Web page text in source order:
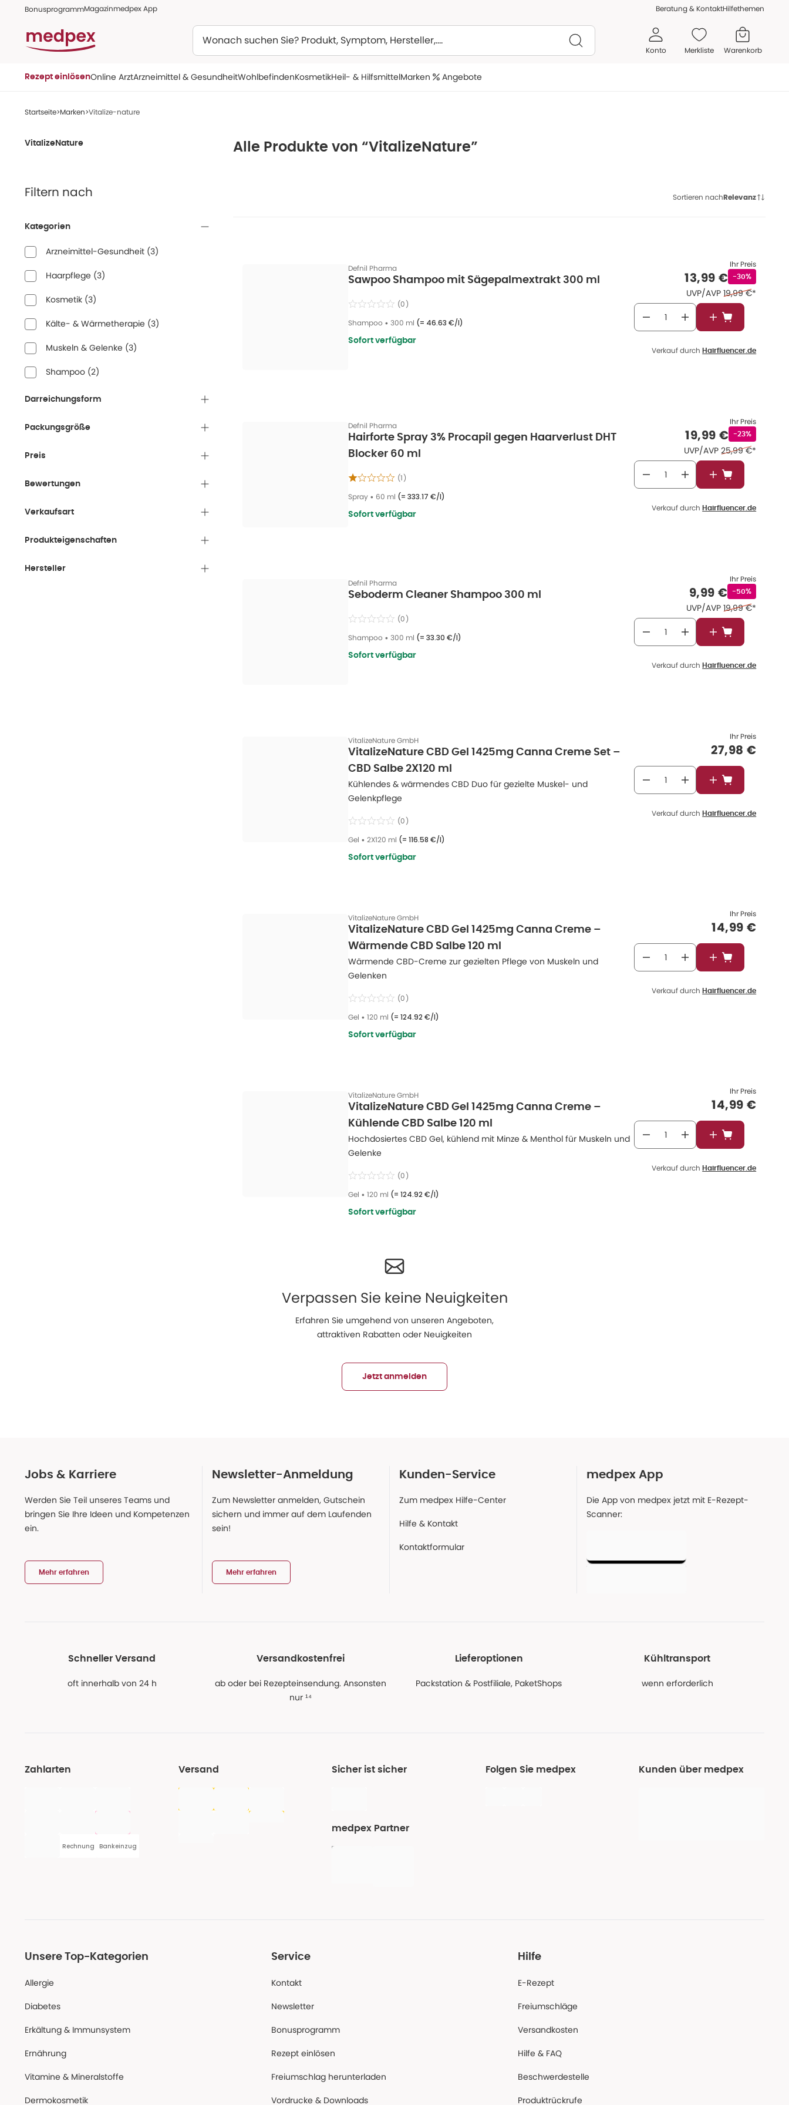
BonusprogrammMagazinmedpex App Beratung & KontaktHilfethemen
Konto Merkliste Warenkorb
Rezept einlösenOnline ArztArzneimittel & GesundheitWohlbefindenKosmetikHeil- & HilfsmittelMarken Angebote
Startseite Marken Vitalize-nature
Alle Produkte von “VitalizeNature”
VitalizeNature
Filtern nach
Kategorien
Arzneimittel-Gesundheit (3)
Haarpflege (3)
Kosmetik (3)
Kälte- & Wärmetherapie (3)
Muskeln & Gelenke (3)
Shampoo (2)
Darreichungsform
Packungsgröße
Preis
Bewertungen
Verkaufsart
Produkteigenschaften
Hersteller
Sortieren nachRelevanz
Defnil Pharma
Sawpoo Shampoo mit Sägepalmextrakt 300 ml
(0)
Shampoo • 300 ml (= 46.63 €/l)
Sofort verfügbar
Ihr Preis
Verkaufspreis
13,99 €Rabattstempel
-30%
UVP/AVP Ehemaliger
19,99 €*
In den
Verkauf durch Hairfluencer.de
Defnil Pharma
Hairforte Spray 3% Procapil gegen Haarverlust DHT
Blocker 60 ml
(1)
Spray • 60 ml (= 333.17 €/l)
Sofort verfügbar
Ihr Preis
Verkaufspreis
19,99 €Rabattstempel
-23%
UVP/AVP Ehemaliger Preis
25,99 €*
In den
Verkauf durch Hairfluencer.de
Defnil Pharma
Seboderm Cleaner Shampoo 300 ml
(0)
Shampoo • 300 ml (= 33.30 €/l)
Sofort verfügbar
Ihr Preis
Verkaufspreis
9,99 €Rabattstempel
-50%
UVP/AVP Ehemaliger
19,99 €*
In den
Verkauf durch Hairfluencer.de
VitalizeNature GmbH
VitalizeNature CBD Gel 1425mg Canna Creme Set –
CBD Salbe 2X120 ml
Kühlendes & wärmendes CBD Duo für gezielte Muskel- und
Gelenkpflege
(0)
Gel • 2X120 ml (= 116.58 €/l)
Sofort verfügbar
Ihr Preis
27,98 €
In den
Verkauf durch Hairfluencer.de
VitalizeNature GmbH
VitalizeNature CBD Gel 1425mg Canna Creme –
Wärmende CBD Salbe 120 ml
Wärmende CBD-Creme zur gezielten Pflege von Muskeln und
Gelenken
(0)
Gel • 120 ml (= 124.92 €/l)
Sofort verfügbar
Ihr Preis
14,99 €
In den
Verkauf durch Hairfluencer.de
VitalizeNature GmbH
VitalizeNature CBD Gel 1425mg Canna Creme –
Kühlende CBD Salbe 120 ml
Hochdosiertes CBD Gel, kühlend mit Minze & Menthol für Muskeln und
Gelenke
(0)
Gel • 120 ml (= 124.92 €/l)
Sofort verfügbar
Ihr Preis
14,99 €
In den
Verkauf durch Hairfluencer.de
Verpassen Sie keine Neuigkeiten
Erfahren Sie umgehend von unseren Angeboten,
attraktiven Rabatten oder Neuigkeiten
Jetzt anmelden
Jobs & Karriere
Werden Sie Teil unseres Teams und
bringen Sie Ihre Ideen und Kompetenzen
ein.
Mehr erfahren
Newsletter-Anmeldung
Zum Newsletter anmelden, Gutschein
sichern und immer auf dem Laufenden
sein!
Mehr erfahren
Kunden-Service
Zum medpex Hilfe-Center
Hilfe & Kontakt
Kontaktformular
medpex App
Die App von medpex jetzt mit E-Rezept-
Scanner:
Schneller Versand
oft innerhalb von 24 h
Versandkostenfrei
ab oder bei Rezepteinsendung. Ansonsten
nur ¹⁴
Lieferoptionen
Packstation & Postfiliale, PaketShops
Kühltransport
wenn erforderlich
Zahlarten
Rechnung Bankeinzug
Versand Sicher ist sicher
medpex Partner
Folgen Sie medpex Kunden über medpex
Unsere Top-Kategorien
Allergie
Diabetes
Erkältung & Immunsystem
Ernährung
Vitamine & Mineralstoffe
Dermokosmetik
Service
Kontakt
Newsletter
Bonusprogramm
Rezept einlösen
Freiumschlag herunterladen
Vordrucke & Downloads
Hilfe
E-Rezept
Freiumschläge
Versandkosten
Hilfe & FAQ
Beschwerdestelle
Produktrückrufe